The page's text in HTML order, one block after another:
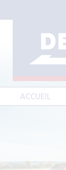
ACCUEIL